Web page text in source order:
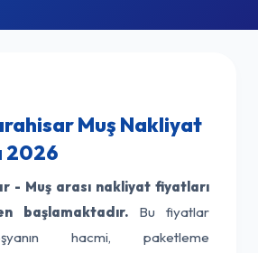
Muş Nakliyat
2026
- Muş arası nakliyat fiyatları
başlamaktadır. Bu fiyatlar
hacmi, paketleme